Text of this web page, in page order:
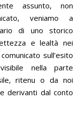
assunto, non
veniamo a
di uno storico
e lealtà nei
sull’esito
nella parte
ritenu o da noi
derivanti dal conto